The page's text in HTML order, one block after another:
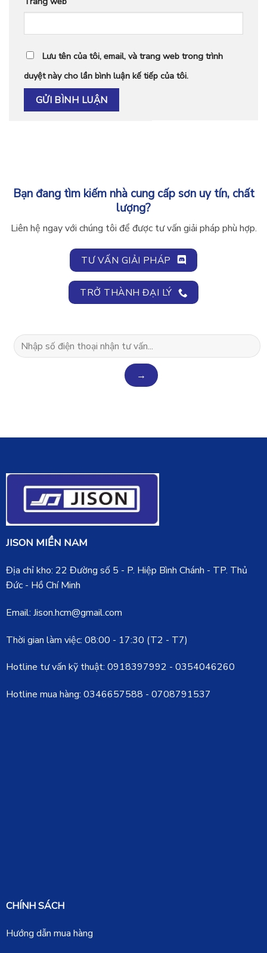
Lưu tên của tôi, email, và trang web trong trình
duyệt này cho lần bình luận kế tiếp của tôi.
Bạn đang tìm kiếm nhà cung cấp sơn uy tín, chất
lượng?
Liên hệ ngay với chúng tôi để được tư vấn giải pháp phù hợp.
TƯ VẤN GIẢI PHÁP
TRỞ THÀNH ĐẠI LÝ
JISON MIỀN NAM
Địa chỉ kho: 22 Đường số 5 - P. Hiệp Bình Chánh - TP. Thủ
Đức - Hồ Chí Minh
Email: Jison.hcm@gmail.com
Thời gian làm việc: 08:00 - 17:30 (T2 - T7)
Hotline tư vấn kỹ thuật: 0918397992 - 0354046260
Hotline mua hàng: 0346657588 - 0708791537
CHÍNH SÁCH
Hướng dẫn mua hàng